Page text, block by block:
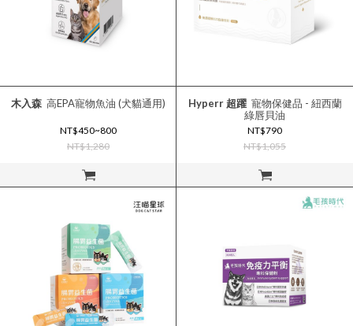
立即購買
木入森 高EPA寵物魚油 (犬貓通用)
NT$450~800
NT$1,280
立即購買
Hyperr 超躍寵物保健品 - 紐西蘭
綠唇貝油
NT$790
NT$1,055